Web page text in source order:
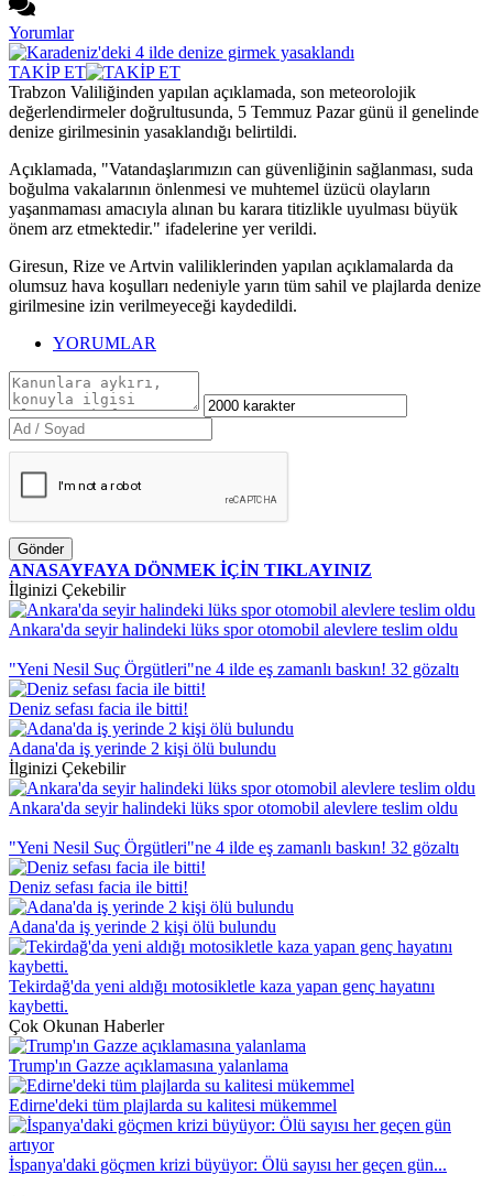
Yorumlar
TAKİP ET
Trabzon Valiliğinden yapılan açıklamada, son meteorolojik
değerlendirmeler doğrultusunda, 5 Temmuz Pazar günü il genelinde
denize girilmesinin yasaklandığı belirtildi.
Açıklamada, "Vatandaşlarımızın can güvenliğinin sağlanması, suda
boğulma vakalarının önlenmesi ve muhtemel üzücü olayların
yaşanmaması amacıyla alınan bu karara titizlikle uyulması büyük
önem arz etmektedir." ifadelerine yer verildi.
Giresun, Rize ve Artvin valiliklerinden yapılan açıklamalarda da
olumsuz hava koşulları nedeniyle yarın tüm sahil ve plajlarda denize
girilmesine izin verilmeyeceği kaydedildi.
YORUMLAR
Gönder
ANASAYFAYA DÖNMEK İÇİN TIKLAYINIZ
İlginizi Çekebilir
Ankara'da seyir halindeki lüks spor otomobil alevlere teslim oldu
"Yeni Nesil Suç Örgütleri"ne 4 ilde eş zamanlı baskın! 32 gözaltı
Deniz sefası facia ile bitti!
Adana'da iş yerinde 2 kişi ölü bulundu
İlginizi Çekebilir
Ankara'da seyir halindeki lüks spor otomobil alevlere teslim oldu
"Yeni Nesil Suç Örgütleri"ne 4 ilde eş zamanlı baskın! 32 gözaltı
Deniz sefası facia ile bitti!
Adana'da iş yerinde 2 kişi ölü bulundu
Tekirdağ'da yeni aldığı motosikletle kaza yapan genç hayatını
kaybetti.
Çok Okunan Haberler
Trump'ın Gazze açıklamasına yalanlama
Edirne'deki tüm plajlarda su kalitesi mükemmel
İspanya'daki göçmen krizi büyüyor: Ölü sayısı her geçen gün...